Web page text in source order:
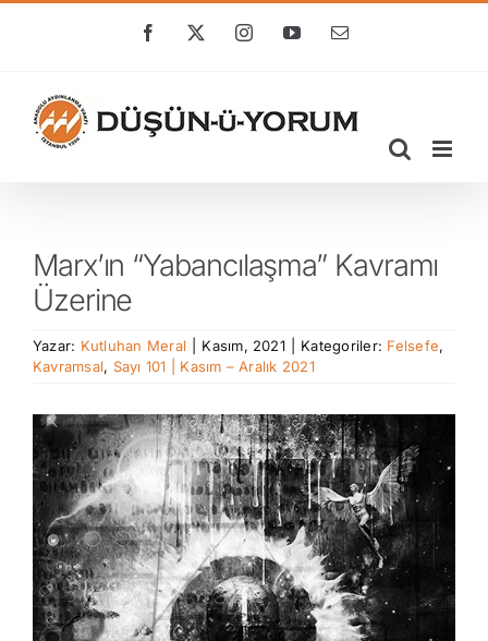
Facebook
X InstagramYouTube
E-
Marx’ın “Yabancılaşma” Kavramı
Üzerine
Yazar: Kutluhan Meral Kasım, 2021 Kategoriler: Felsefe,
Kavramsal, Sayı 101 | Kasım – Aralık 2021